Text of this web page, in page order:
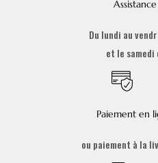
Du lundi au
et le samedi
Paiement en
ou paiement à la